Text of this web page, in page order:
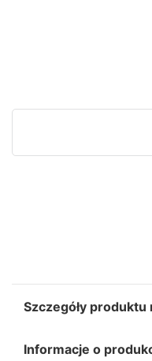
Szczegóły
Informacje o